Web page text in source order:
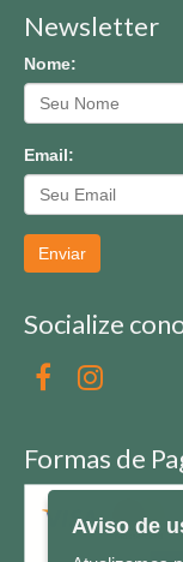
Newsletter
Nome:
Email:
Enviar
Socialize
Formas de
Aviso de